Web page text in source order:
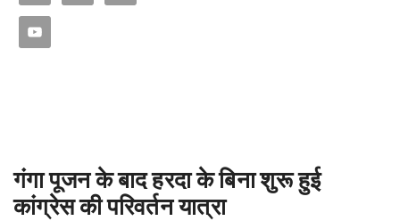
गंगा पूजन के बाद हरदा के बिना शुरू हुई
कांग्रेस की परिवर्तन यात्रा